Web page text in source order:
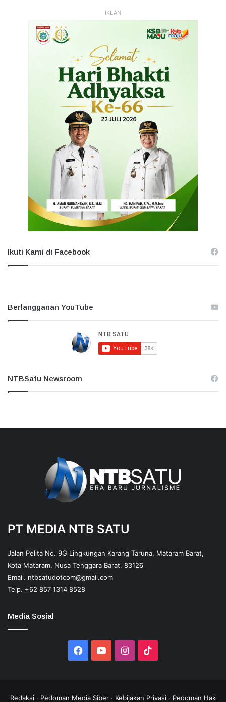
IKLAN
Ikuti Kami di Facebook
Berlangganan YouTube
NTBSatu Newsroom
PT MEDIA NTB SATU
Jalan Pelita No. 9G Lingkungan Karang Taruna, Mataram Barat,
Kota Mataram, Nusa Tenggara Barat, 83126
Email. ntbsatudotcom@gmail.com
Telp. +62 857 1314 8528
Media Sosial
Facebook
YouTubeInstagram
Redaksi · Pedoman Media Siber · Kebijakan Privasi · Pedoman Hak